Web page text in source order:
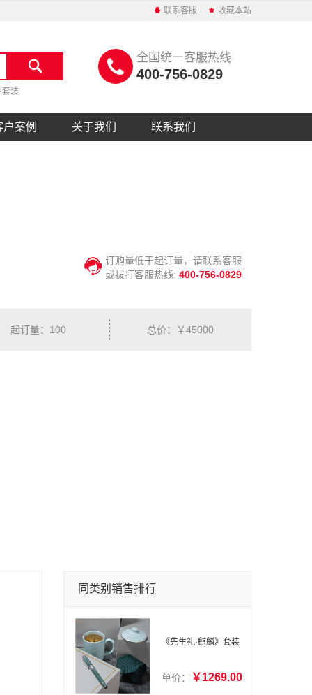
联系客服 收藏本站
套装
全国统一客服热线
400-756-0829
户案例 关于我们 联系我们
订购量低于起订量，请联系客服
或拔打客服热线: 400-756-0829
起订量：100 总价：￥45000
同类别销售排行
《先生礼·麒麟》套装
单价： ￥1269.00